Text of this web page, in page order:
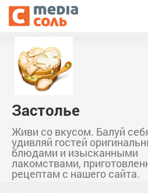
Застолье
Живи со вкусом. Балуй
удивляй гостей
блюдами и изысканными
лакомствами,
рецептам с нашего сайта.